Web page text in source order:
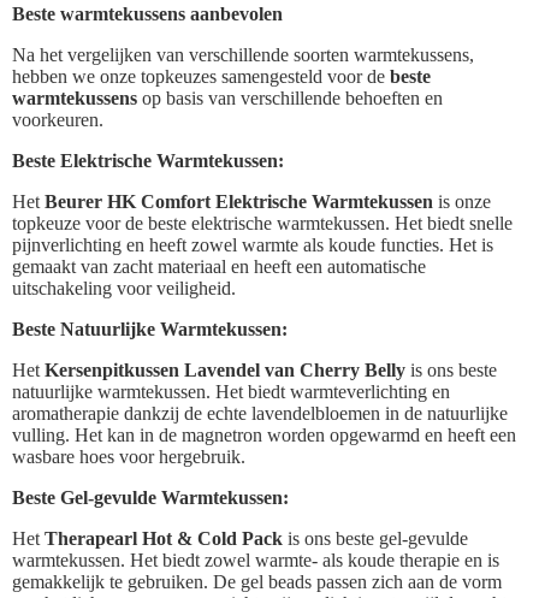
Beste warmtekussens aanbevolen
Na het vergelijken van verschillende soorten warmtekussens,
hebben we onze topkeuzes samengesteld voor de beste
warmtekussens op basis van verschillende behoeften en
voorkeuren.
Beste Elektrische Warmtekussen:
Het Beurer HK Comfort Elektrische Warmtekussen is onze
topkeuze voor de beste elektrische warmtekussen. Het biedt snelle
pijnverlichting en heeft zowel warmte als koude functies. Het is
gemaakt van zacht materiaal en heeft een automatische
uitschakeling voor veiligheid.
Beste Natuurlijke Warmtekussen:
Het Kersenpitkussen Lavendel van Cherry Belly is ons beste
natuurlijke warmtekussen. Het biedt warmteverlichting en
aromatherapie dankzij de echte lavendelbloemen in de natuurlijke
vulling. Het kan in de magnetron worden opgewarmd en heeft een
wasbare hoes voor hergebruik.
Beste Gel-gevulde Warmtekussen:
Het Therapearl Hot & Cold Pack is ons beste gel-gevulde
warmtekussen. Het biedt zowel warmte- als koude therapie en is
gemakkelijk te gebruiken. De gel beads passen zich aan de vorm